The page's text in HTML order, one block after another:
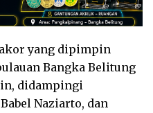
yang dipimpin
Bangka Belitung
didampingi
Naziarto, dan